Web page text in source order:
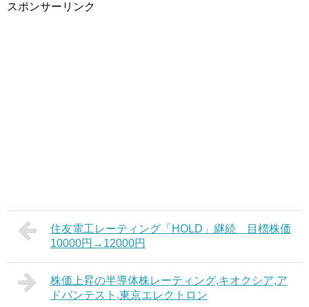
スポンサーリンク
住友電工レーティング「HOLD」継続 目標株価
10000円→12000円
株価上昇の半導体株レーティング,キオクシア,ア
ドバンテスト,東京エレクトロン